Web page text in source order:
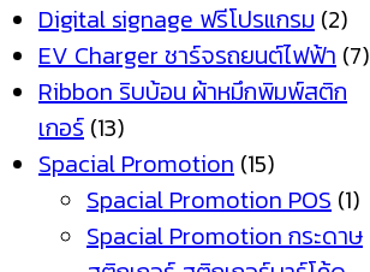
Digital signage ฟรีโปรแกรม (2)
EV Charger ชาร์จรถยนต์ไฟฟ้า (7)
Ribbon ริบบ้อน ผ้าหมึกพิมพ์สติก
เกอร์ (13)
Spacial Promotion (15)
Spacial Promotion POS (1)
Spacial Promotion กระดาษ